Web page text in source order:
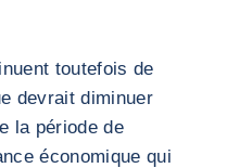
toutefois de
devrait diminuer
la période de
économique qui